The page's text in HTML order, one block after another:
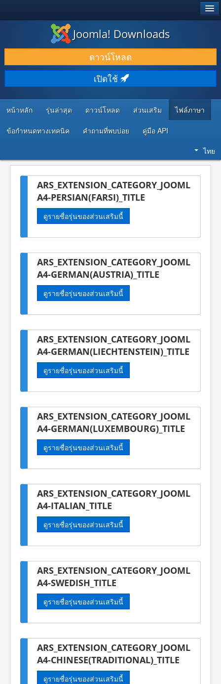
ดาวน์โหลด & ส่วนเสริม
ค้นคว้า & เรียนรู้
ชุมชน & สนับสนุน
ทรัพยากรสำหรับนักพัฒนา
Joomla! Downloads
ดาวน์โหลด
เปิดใช้
หน้าหลัก รุ่นล่าสุด ดาวน์โหลด ส่วนเสริม ไฟล์ภาษา
ข้อกำหนดทางเทคนิค คำถามที่พบบ่อย คู่มือ API
ไทย
ARS_EXTENSION_CATEGORY_JOOML
A4-PERSIAN(FARSI)_TITLE
ดูรายชื่อรุ่นของส่วนเสริมนี้
ARS_EXTENSION_CATEGORY_JOOML
A4-GERMAN(AUSTRIA)_TITLE
ดูรายชื่อรุ่นของส่วนเสริมนี้
ARS_EXTENSION_CATEGORY_JOOML
A4-GERMAN(LIECHTENSTEIN)_TITLE
ดูรายชื่อรุ่นของส่วนเสริมนี้
ARS_EXTENSION_CATEGORY_JOOML
A4-GERMAN(LUXEMBOURG)_TITLE
ดูรายชื่อรุ่นของส่วนเสริมนี้
ARS_EXTENSION_CATEGORY_JOOML
A4-ITALIAN_TITLE
ดูรายชื่อรุ่นของส่วนเสริมนี้
ARS_EXTENSION_CATEGORY_JOOML
A4-SWEDISH_TITLE
ดูรายชื่อรุ่นของส่วนเสริมนี้
ARS_EXTENSION_CATEGORY_JOOML
A4-CHINESE(TRADITIONAL)_TITLE
ดูรายชื่อรุ่นของส่วนเสริมนี้